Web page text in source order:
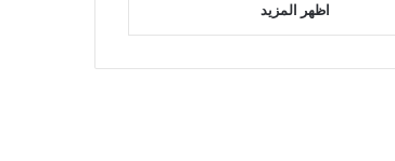
اظهر المزيد